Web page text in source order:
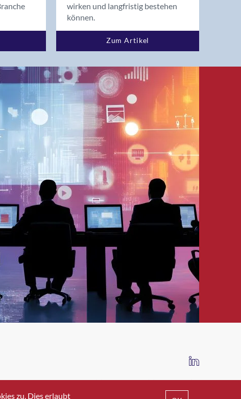
wirken und langfristig bestehen
können.
Zum Artikel
IMPRESSUM DATENSCHUTZ AGB
zu. Dies erlaubt